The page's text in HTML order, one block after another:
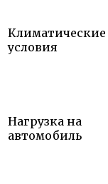
Климатические
условия
Нагрузка на
автомобиль